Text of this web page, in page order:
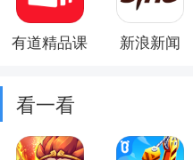
有道精品课 新浪新闻
看一看